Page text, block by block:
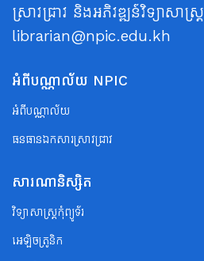
ស្រាវជ្រាវ និងអភិវឌ្ឍន៍វិទ្យាសាស្ត្រ
librarian@npic.edu.kh
អំពីបណ្ណាល័យ NPIC
អំពីបណ្ណាល័យ
ធនធានឯកសារស្រាវជ្រាវ
សារណានិស្សិត
វិទ្យាសាស្ត្រកុំព្យូទ័រ
អេឡិចត្រូនិក